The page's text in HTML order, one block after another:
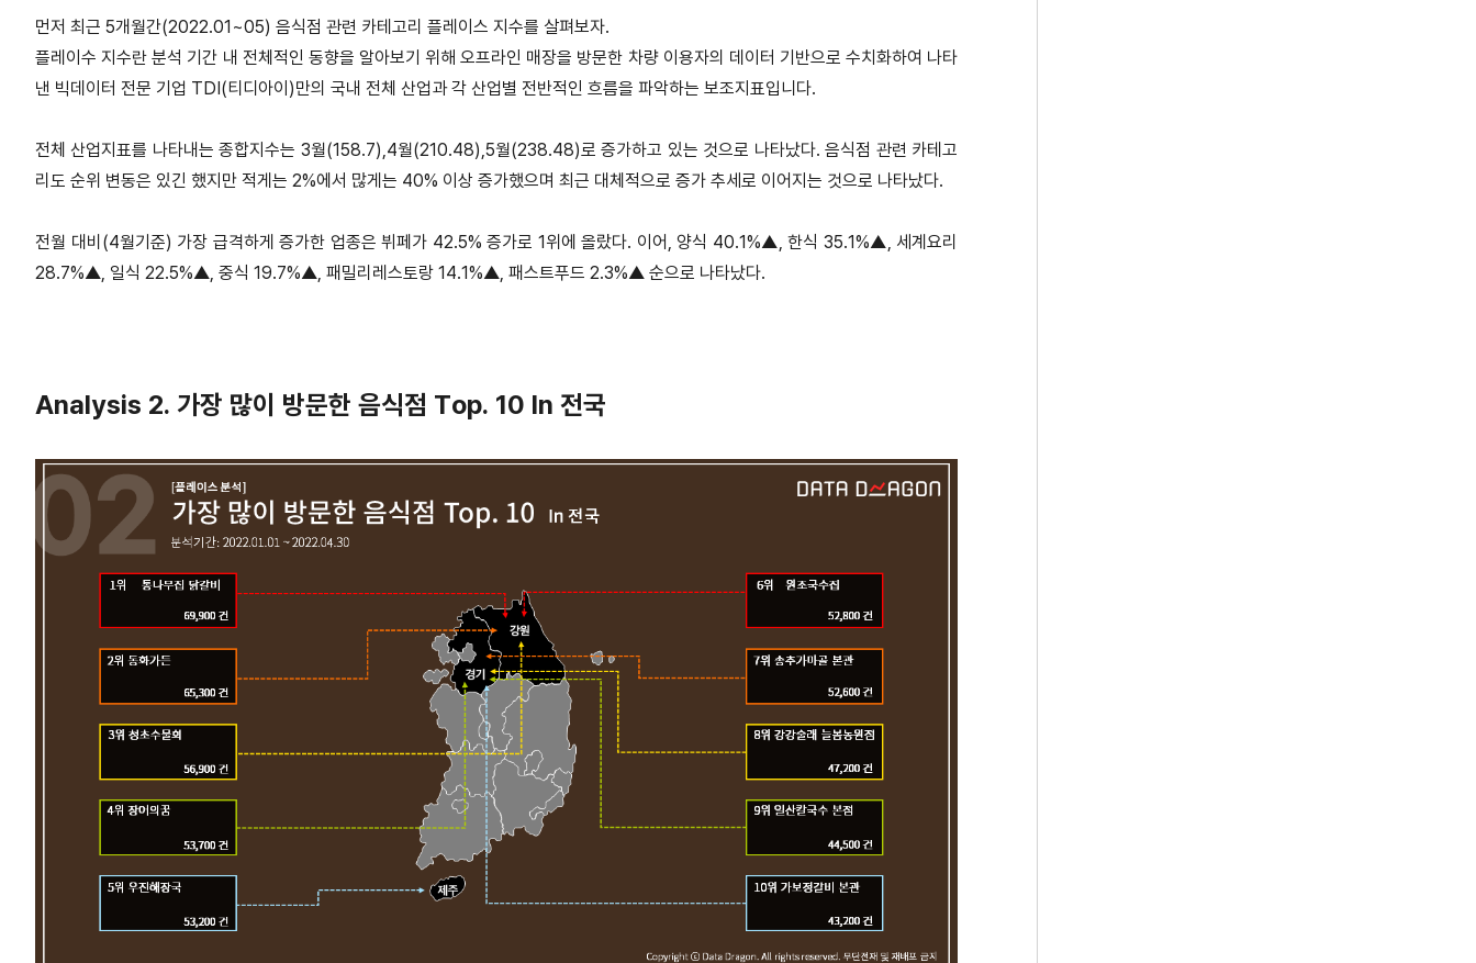
먼저 최근 5개월간(2022.01~05) 음식점 관련 카테고리 플레이스 지수를 살펴보자.
플레이수 지수란 분석 기간 내 전체적인 동향을 알아보기 위해 오프라인 매장을 방문한 차량 이용자의 데이터 기반으로 수치화하여 나타
낸 빅데이터 전문 기업 TDI(티디아이)만의 국내 전체 산업과 각 산업별 전반적인 흐름을 파악하는 보조지표입니다.
전체 산업지표를 나타내는 종합지수는 3월(158.7),4월(210.48),5월(238.48)로 증가하고 있는 것으로 나타났다. 음식점 관련 카테고
리도 순위 변동은 있긴 했지만 적게는 2%에서 많게는 40% 이상 증가했으며 최근 대체 적으로 증가 추세로 이어지는 것으로 나타났다.
전월 대비(4월기준) 가장 급격하게 증가한 업종은 뷔페가 42.5% 증가로 1위에 올랐다. 이어, 양식 40.1%▲, 한식 35.1%▲, 세계요리
28.7%▲, 일식 22.5%▲, 중식 19.7%▲, 패밀리레스토랑 14.1%▲, 패스트푸드 2.3%▲ 순으로 나타났다.
Analysis 2. 가장 많이 방문한 음식점 Top. 10 In 전국